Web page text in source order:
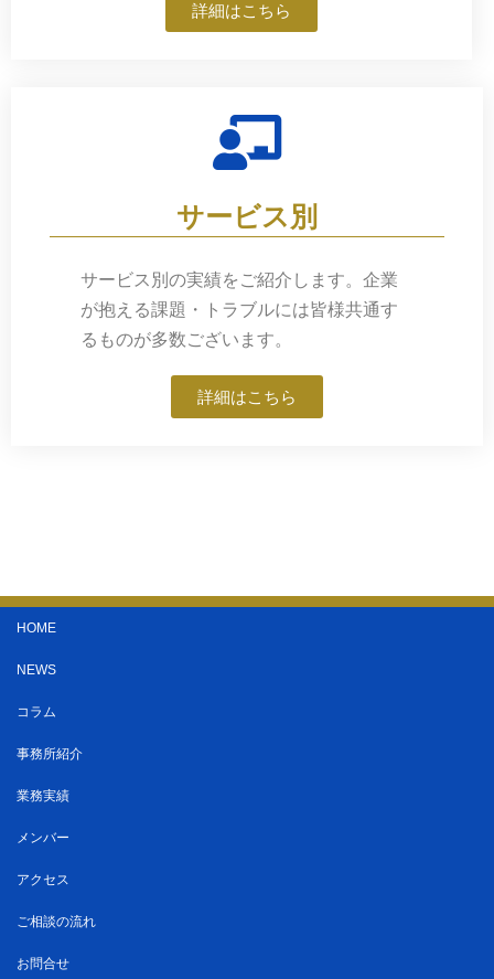
詳細はこちら
サービス別
サービス別の実績をご紹介します。企業
が抱える課題・トラブルには皆様共通す
るものが多数ございます。
詳細はこちら
HOME
NEWS
コラム
事務所紹介
業務実績
メンバー
アクセス
ご相談の流れ
お問合せ